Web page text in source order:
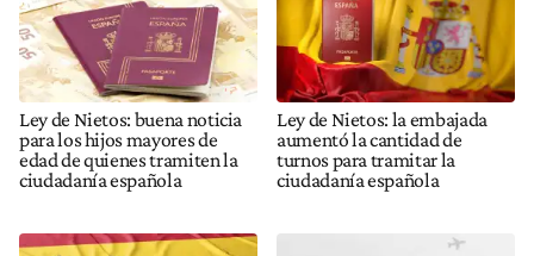
Ley de Nietos: buena noticia
para los hijos mayores de
edad de quienes tramiten la
ciudadanía española
Ley de Nietos: la embajada
aumentó la cantidad de
turnos para tramitar la
ciudadanía española